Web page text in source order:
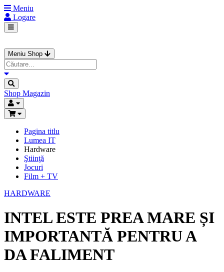
Meniu
Logare
Meniu Shop
Shop Magazin
Pagina titlu
Lumea IT
Hardware
Ştiinţă
Jocuri
Film + TV
HARDWARE
INTEL ESTE PREA MARE ȘI
IMPORTANTĂ PENTRU A
DA FALIMENT